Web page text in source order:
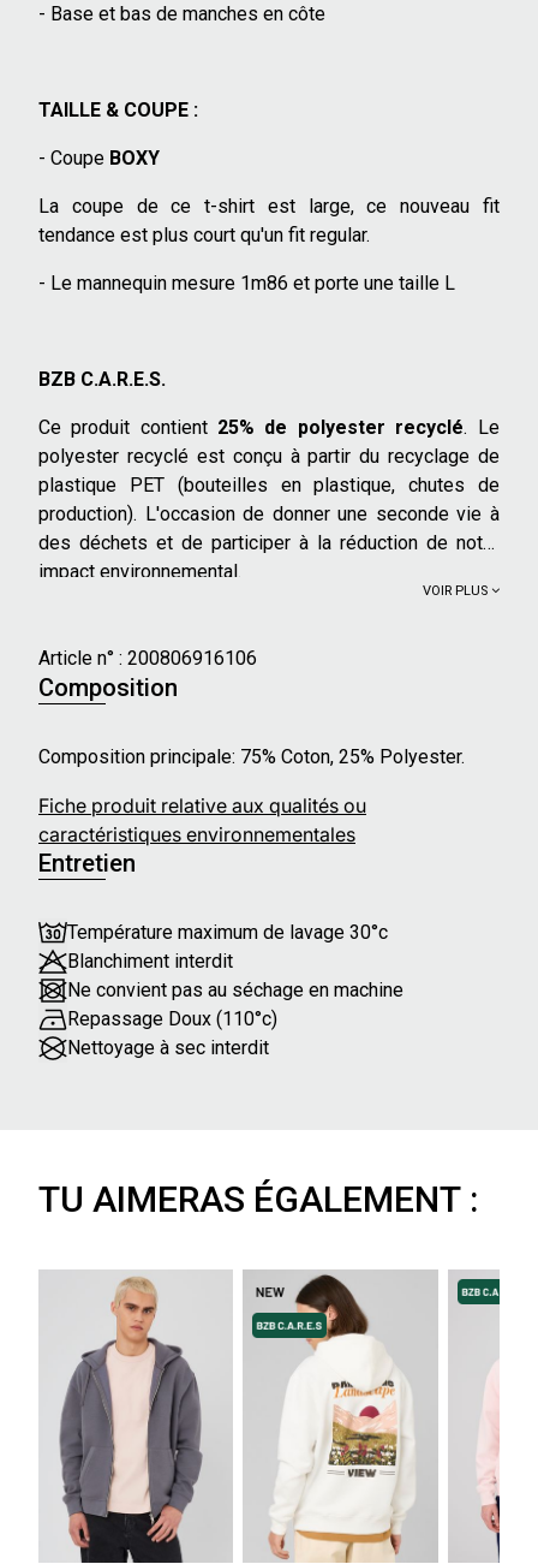
- Base et bas de manches en côte
TAILLE & COUPE :
- Coupe BOXY
La coupe de ce t-shirt est large, ce nouveau fit
tendance est plus court qu'un fit regular.
- Le mannequin mesure 1m86 et porte une taille L
BZB C.A.R.E.S.
Ce produit contient 25% de polyester recyclé. Le
polyester recyclé est conçu à partir du recyclage de
plastique PET (bouteilles en plastique, chutes de
production). L'occasion de donner une seconde vie à
des déchets et de participer à la réduction de notre
impact environnemental.
VOIR PLUS
Article n° : 200806916106
Composition
Composition principale: 75% Coton, 25% Polyester.
Fiche produit relative aux qualités ou
caractéristiques environnementales
Entretien
Température maximum de lavage 30°c
Blanchiment interdit
Ne convient pas au séchage en machine
Repassage Doux (110°c)
Nettoyage à sec interdit
TU AIMERAS ÉGALEMENT :